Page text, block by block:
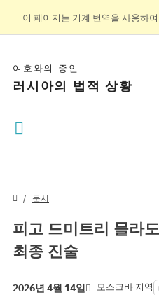
이 페이지는 기계 번역을 사용하
여호와의 증인
러시아의 법적 상황
문서
피고 드미트리 믈라
최종 진술
2026년 4월 14일 모스크바 지역